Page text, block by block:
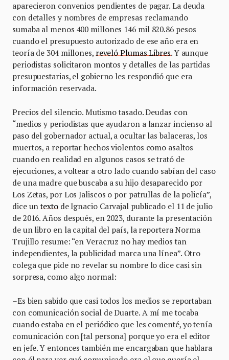
aparecieron convenios pendientes de pagar. La deuda
con detalles y nombres de empresas reclamando
sumaba al menos 400 millones 146 mil 820.86 pesos
cuando el presupuesto autorizado de ese año era en
teoría de 304 millones, reveló Plumas Libres. Y aunque
periodistas solicitaron montos y detalles de las partidas
presupuestarias, el gobierno les respondió que era
información reservada.
Precios del silencio. Mutismo tasado. Deudas con
“medios y periodistas que ayudaron a lanzar incienso al
paso del gobernador actual, a ocultar las balaceras, los
muertos, a reportar hechos violentos como asaltos
cuando en realidad en algunos casos se trató de
ejecuciones, a voltear a otro lado cuando sabían del caso
de una madre que buscaba a su hijo desaparecido por
Los Zetas, por Los Jaliscos o por patrullas de la policía”,
dice untextode Ignacio Carvajal publicado el 11 de julio
de 2016. Años después, en 2023, durante la presentación
de un libro en la capital del país, la reportera Norma
Trujillo resume: “en Veracruz no hay medios tan
independientes, la publicidad marca una línea”. Otro
colega que pide no revelar su nombre lo dice casi sin
sorpresa, como algo normal:
–Es bien sabido que casi todos los medios se reportaban
con comunicación social de Duarte. A mí me tocaba
cuando estaba en el periódico que les comenté, yo tenía
comunicación con [tal persona] porque yo era el editor
en jefe. Y entonces también me encargaban que hablara